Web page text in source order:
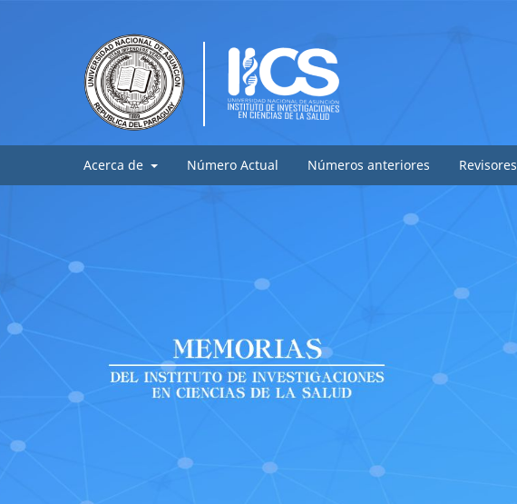
Acerca de Número Actual Números anteriores Revisores